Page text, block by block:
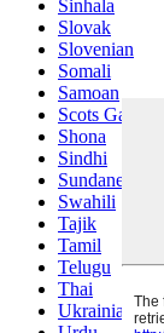
Sinhala
Slovak
Slovenian
Somali
Samoan
Scots Gaelic
Shona
Sindhi
Sundanese
Swahili
Tajik
Tamil
Telugu
Thai
Ukrainian